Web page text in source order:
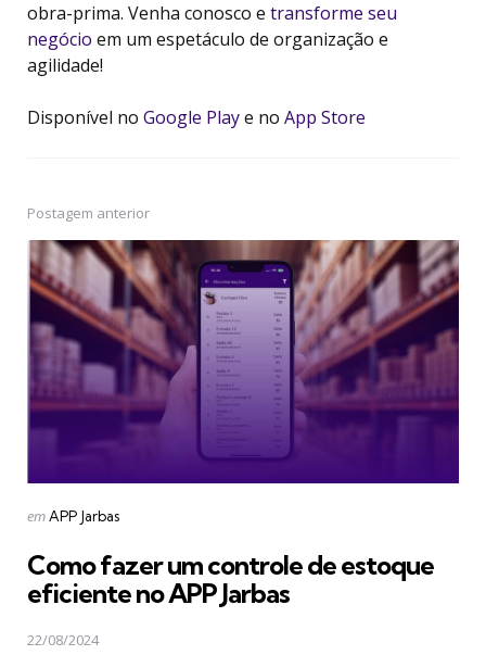
obra-prima. Venha conosco e transforme seu
negócio em um espetáculo de organização e
agilidade!
Disponível no Google Playe no App Store
Post
navigation
Postagem anterior
Postado
emAPP Jarbas
Como fazer um controle de estoque
eficiente no APP Jarbas
22/08/2024